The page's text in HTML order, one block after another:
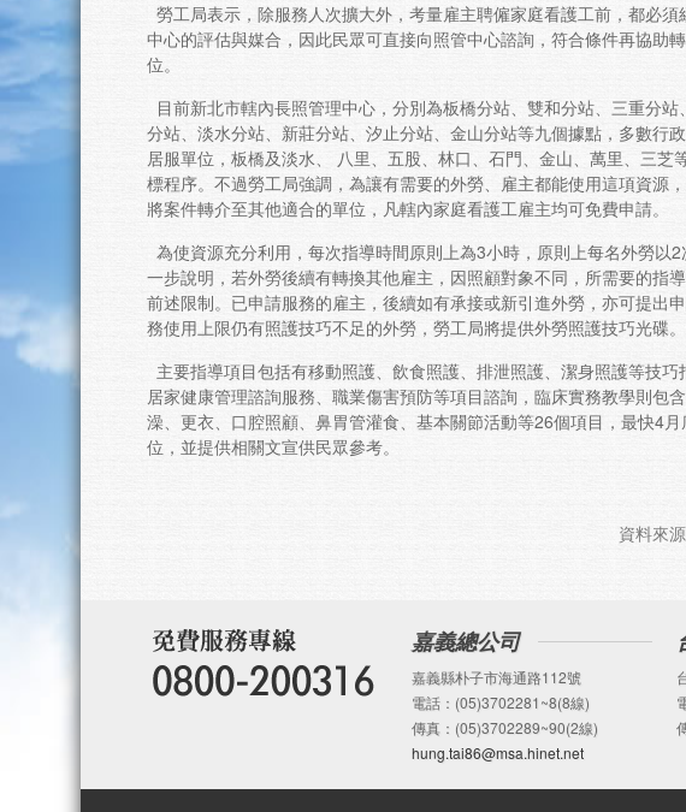
勞工局表示，除服務人次擴大外，考量雇主聘僱家庭看護工前，都必須
中心的評估與媒合，因此民眾可直接向照管中心諮詢，符合條件再協助
位。
目前新北市轄內長照管理中心，分別為板橋分站、雙和分站、三重分站
分站、淡水分站、新莊分站、汐止分站、金山分站等九個據點，多數行
居服單位，板橋及淡水、 八里、五股、林口、石門、金山、萬里、三芝
標程序。不過勞工局強調，為讓有需要的外勞、雇主都能使用這項資源
將案件轉介至其他適合的單位，凡轄內家庭看護工雇主均可免費申請。
為使資源充分利用，每次指導時間原則上為3小時，原則上每名外勞以
一步說明，若外勞後續有轉換其他雇主，因照顧對象不同，所需要的指
前述限制。已申請服務的雇主，後續如有承接或新引進外勞，亦可提出
務使用上限仍有照護技巧不足的外勞，勞工局將提供外勞照護技巧光碟。
主要指導項目包括有移動照護、飲食照護、排泄照護、潔身照護等技巧
居家健康管理諮詢服務、職業傷害預防等項目諮詢，臨床實務教學則包
澡、更衣、口腔照顧、鼻胃管灌食、基本關節活動等26個項目，最快4
位，並提供相關文宣供民眾參考。
資料來
嘉義總公司
嘉義縣朴子市海通路112號
電話：(05)3702281~8(8線)
傳真：(05)3702289~90(2線)
hung.tai86@msa.hinet.net